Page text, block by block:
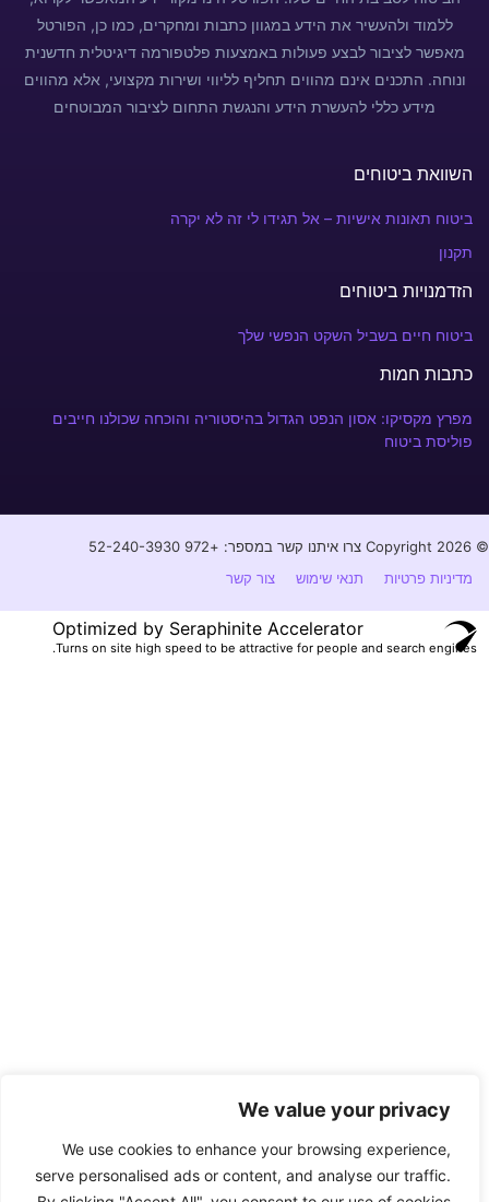
We value your privacy
We use cookies to enhance your browsing experience,
serve personalised ads or content, and analyse our traffic.
ללמוד ולהעשיר את הידע במגוון כתבות ומחקרים, כמו כן, הפורטל
מאפשר לציבור לבצע פעולות באמצעות פלטפורמה דיגיטלית חדשנית
ונוחה. התכנים אינם מהווים תחליף לליווי ושירות מקצועי, אלא מהווים
מידע כללי להעשרת הידע והנגשת התחום לציבור המבוטחים
השוואת ביטוחים
ביטוח תאונות אישיות – אל תגידו לי זה לא יקרה
תקנון
הזדמנויות ביטוחים
ביטוח חיים בשביל השקט הנפשי שלך
כתבות חמות
מפרץ מקסיקו: אסון הנפט הגדול בהיסטוריה והוכחה שכולנו חייבים
פוליסת ביטוח
© Copyright 2026 צרו איתנו קשר במספר: +972 52-240-3930⁩
מדיניות פרטיות
תנאי שימוש צור קשר
Optimized by Seraphinite Accelerator
Turns on site high speed to be attractive for people and search engines.